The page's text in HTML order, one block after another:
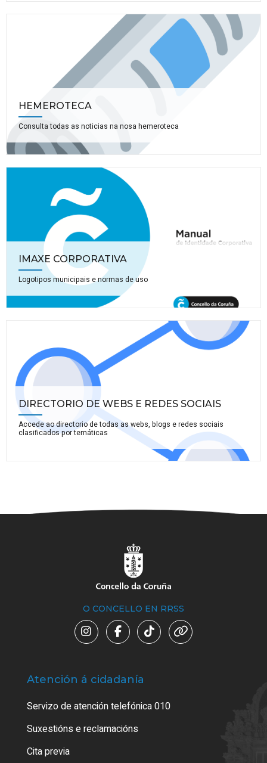
HEMEROTECA
Consulta todas as noticias na nosa hemeroteca
IMAXE CORPORATIVA
Logotipos municipais e normas de uso
DIRECTORIO DE WEBS E REDES SOCIAIS
Accede ao directorio de todas as webs, blogs e redes sociais
clasificados por temáticas
O CONCELLO EN RRSS
Atención á cidadanía
Servizo de atención telefónica 010
Suxestións e reclamacións
Cita previa